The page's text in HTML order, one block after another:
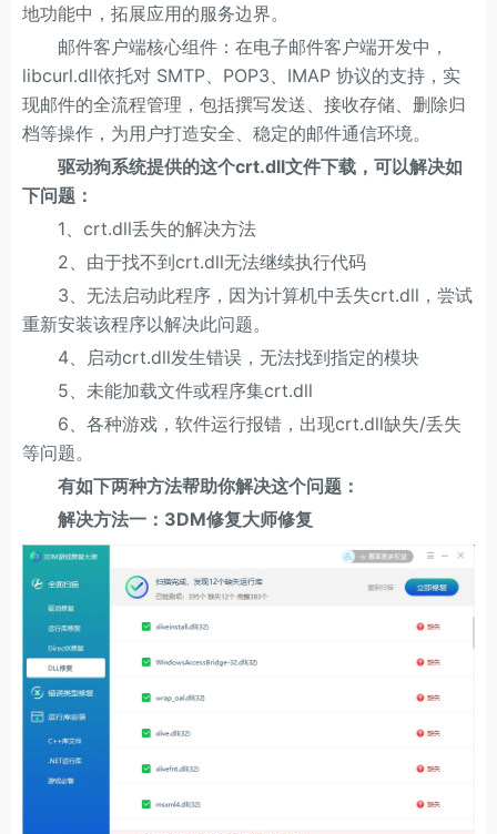
地功能中，拓展应用的服务边界。
邮件客户端核心组件：在电子邮件客户端开发中，
libcurl.dll依托对 SMTP、POP3、IMAP 协议的支持，实
现邮件的全流程管理，包括撰写发送、接收存储、删除归
档等操作，为用户打造安全、稳定的邮件通信环境。
驱动狗系统提供的这个crt.dll文件下载，可以解决如
下问题：
1、crt.dll丢失的解决方法
2、由于找不到crt.dll无法继续执行代码
3、无法启动此程序，因为计算机中丢失crt.dll，尝试
重新安装该程序以解决此问题。
4、启动crt.dll发生错误，无法找到指定的模块
5、未能加载文件或程序集crt.dll
6、各种游戏，软件运行报错，出现crt.dll缺失/丢失
等问题。
有如下两种方法帮助你解决这个问题：
解决方法一：3DM修复大师修复